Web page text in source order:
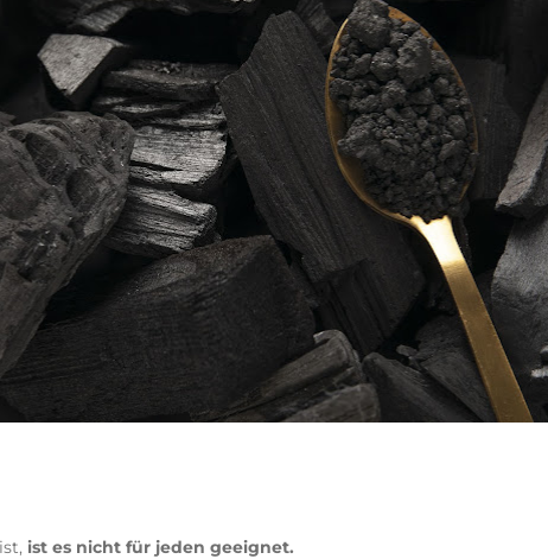
ist es nicht für jeden geeignet.